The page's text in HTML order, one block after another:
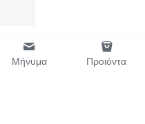
Μήνυμα Προιόντα